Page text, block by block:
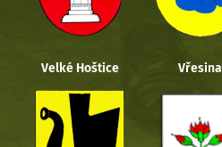
Velké Hoštice Vřesina